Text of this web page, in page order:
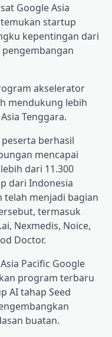
Google Asia
startup
kepentingan dari
akselerator
mendukung lebih
Tenggara.
berhasil
mencapai
dari 11.300
dari Indonesia
telah menjadi bagian
termasuk
Nexmedis, Noice,
Doctor.
Pacific Google
program terbaru
AI tahap Seed
buatan.